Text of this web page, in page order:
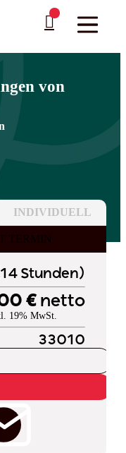
Schulungen in Deutschland
von
INDIVIDUELL
TERMIN
Stunden)
€ netto
19% MwSt.
33010